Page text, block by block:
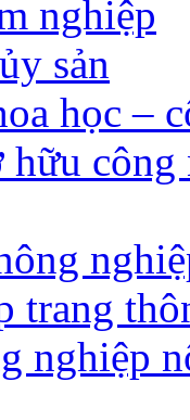
nghiệp
sản
học –
công
trang
nghiệp